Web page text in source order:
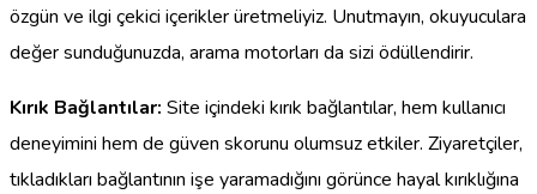
özgün ve ilgi çekici içerikler üretmeliyiz. Unutmayın, okuyuculara
değer sunduğunuzda, arama motorları da sizi ödüllendirir.
Kırık Bağlantılar: Site içindeki kırık bağlantılar, hem kullanıcı
deneyimini hem de güven skorunu olumsuz etkiler. Ziyaretçiler,
tıkladıkları bağlantının işe yaramadığını görünce hayal kırıklığına